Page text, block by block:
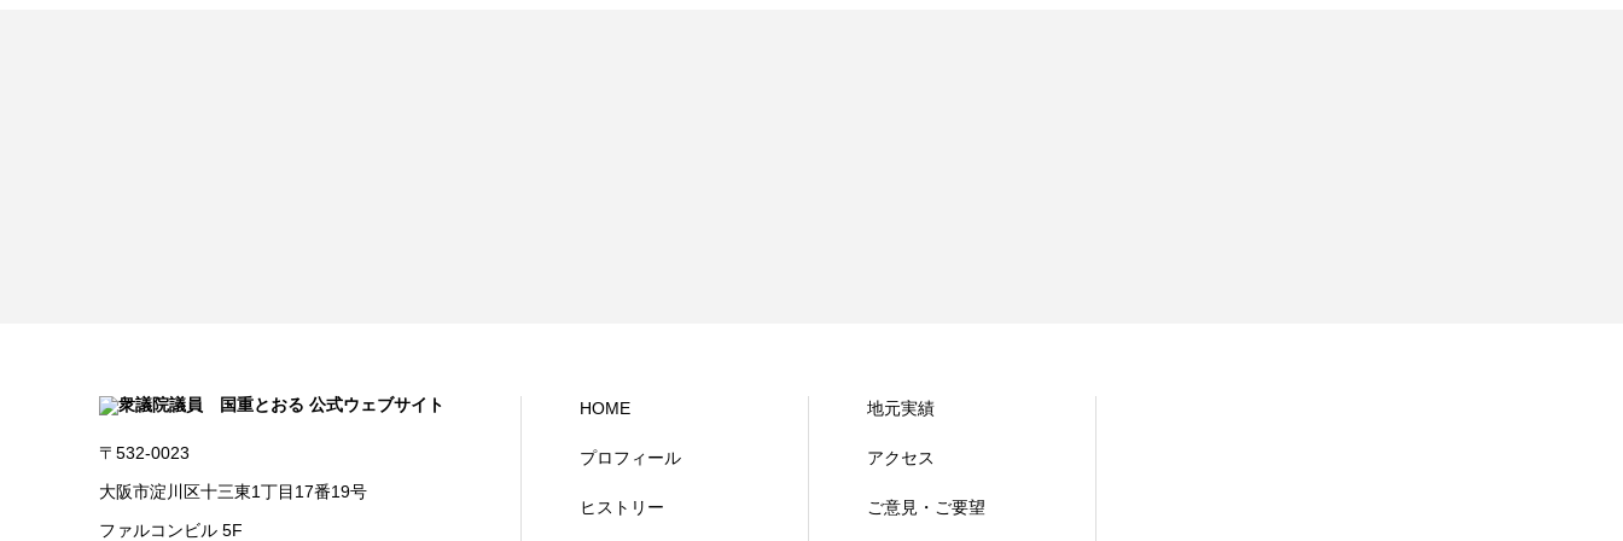
〒532-0023
大阪市淀川区十三東1丁目17番19号
ファルコンビル 5F
HOME
プロフィール
ヒストリー
地元実績
アクセス
ご意見・ご要望